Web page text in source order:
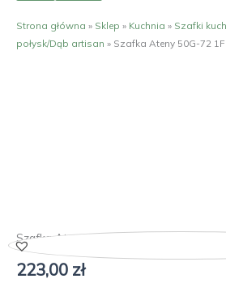
Strona główna » Sklep » Kuchnia » Szafki
połysk/Dąb artisan » Szafka Ateny 50G-72 1F
Szafka Ateny 50G-72 1F
223,00 zł